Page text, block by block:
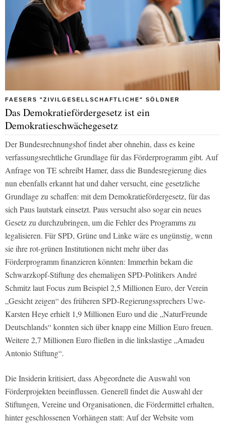
FAESERS "ZIVILGESELLSCHAFTLICHE" SÖLDNER
Das Demokratiefördergesetz ist ein
Demokratieschwächegesetz
Der Bundesrechnungshof findet aber ohnehin, dass es keine
verfassungsrechtliche Grundlage für das Förderprogramm gibt. Auf
Anfrage von TE schreibt Hamer, dass die Bundesregierung dies
nun ebenfalls erkannt hat und daher versucht, eine gesetzliche
Grundlage zu schaffen: mit dem Demokratiefördergesetz, für das
sich Paus lautstark einsetzt. Paus versucht also sogar ein neues
Gesetz zu durchzubringen, um die Fehler des Programms zu
legalisieren. Für SPD, Grüne und Linke wäre es ungünstig, wenn
sie ihre rot-grünen Institutionen nicht mehr über das
Förderprogramm finanzieren könnten: Immerhin bekam die
Schwarzkopf-Stiftung des ehemaligen SPD-Politikers André
Schmitz lautFocuszum Beispiel 2,5 Millionen Euro, der Verein
„Gesicht zeigen“ des früheren SPD-Regierungssprechers Uwe-
Karsten Heye erhielt 1,9 Millionen Euro und die „NaturFreunde
Deutschlands“ konnten sich über knapp eine Million Euro freuen.
Weitere 2,7 Millionen Euro fließen in die linkslastige „Amadeu
Antonio Stiftung“.
Die Insiderin kritisiert, dass Abgeordnete die Auswahl von
Förderprojekten beeinflussen. Generell findet die Auswahl der
Stiftungen, Vereine und Organisationen, die Fördermittel erhalten,
hinter geschlossenen Vorhängen statt: Auf der Website vom